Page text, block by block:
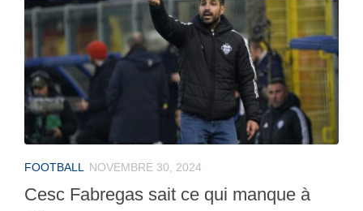
FOOTBALL NOVEMBRE 30, 2024
Cesc Fabregas sait ce qui manque à